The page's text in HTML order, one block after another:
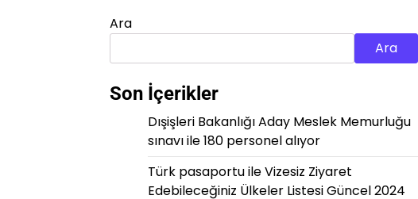
Ara
Ara
Son İçerikler
Dışişleri Bakanlığı Aday Meslek Memurluğu
sınavı ile 180 personel alıyor
Türk pasaportu ile Vizesiz Ziyaret
Edebileceğiniz Ülkeler Listesi Güncel 2024